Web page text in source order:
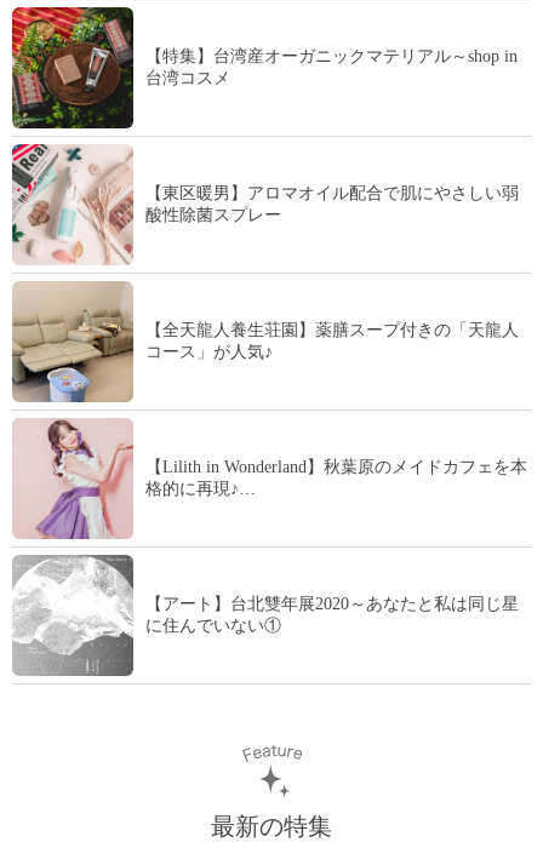
【特集】台湾産オーガニックマテリアル～shop in
台湾コスメ
【東区暖男】アロマオイル配合で肌にやさしい弱
酸性除菌スプレー
【全天龍人養生荘園】薬膳スープ付きの「天龍人
コース」が人気♪
【Lilith in Wonderland】秋葉原のメイドカフェを本
格的に再現♪…
【アート】台北雙年展2020～あなたと私は同じ星
に住んでいない①
最新の特集